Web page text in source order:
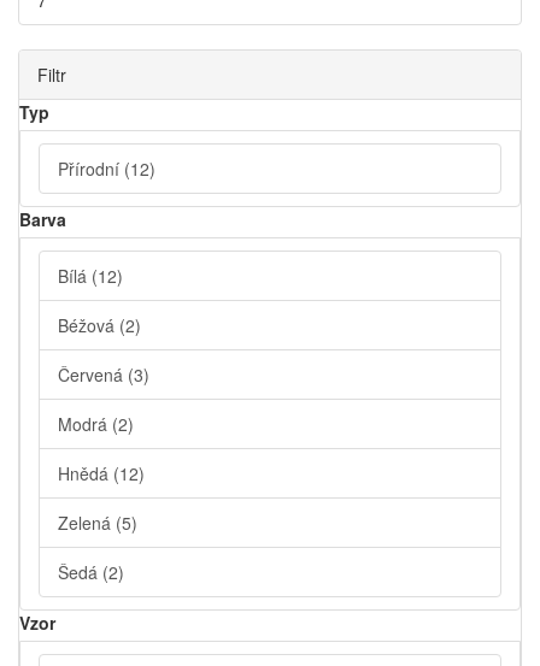
Filtr
Typ
Přírodní (12)
Barva
Bílá (12)
Béžová (2)
Červená (3)
Modrá (2)
Hnědá (12)
Zelená (5)
Šedá (2)
Vzor